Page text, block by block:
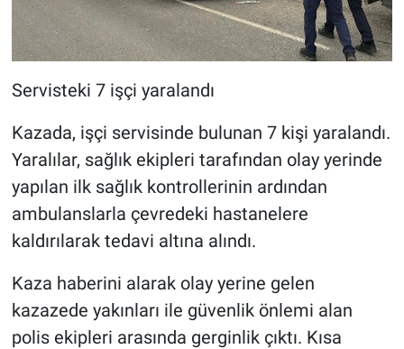
Servisteki 7 işçi yaralandı
Kazada, işçi servisinde bulunan 7 kişi yaralandı.
Yaralılar, sağlık ekipleri tarafından olay yerinde
yapılan ilk sağlık kontrollerinin ardından
ambulanslarla çevredeki hastanelere
kaldırılarak tedavi altına alındı.
Kaza haberini alarak olay yerine gelen
kazazede yakınları ile güvenlik önlemi alan
polis ekipleri arasında gerginlik çıktı. Kısa